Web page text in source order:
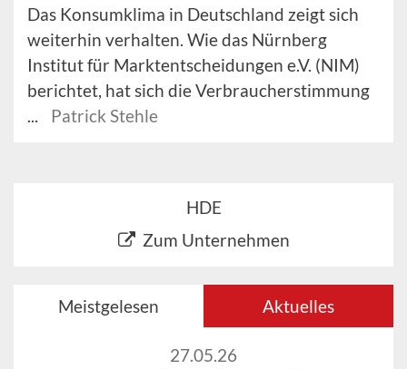
Das Konsumklima in Deutschland zeigt sich
weiterhin verhalten. Wie das Nürnberg
Institut für Marktentscheidungen e.V. (NIM)
berichtet, hat sich die Verbraucherstimmung
...
Patrick Stehle
HDE
Zum Unternehmen
Meistgelesen Aktuelles
27.05.26